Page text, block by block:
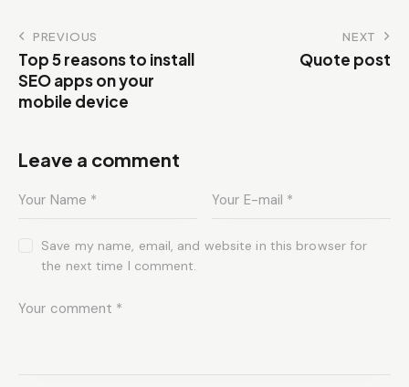
PREVIOUS
Top 5 reasons to install
SEO apps on your
mobile device
NEXT
Quote post
Leave a comment
Save my name, email, and website in this browser for
the next time I comment.